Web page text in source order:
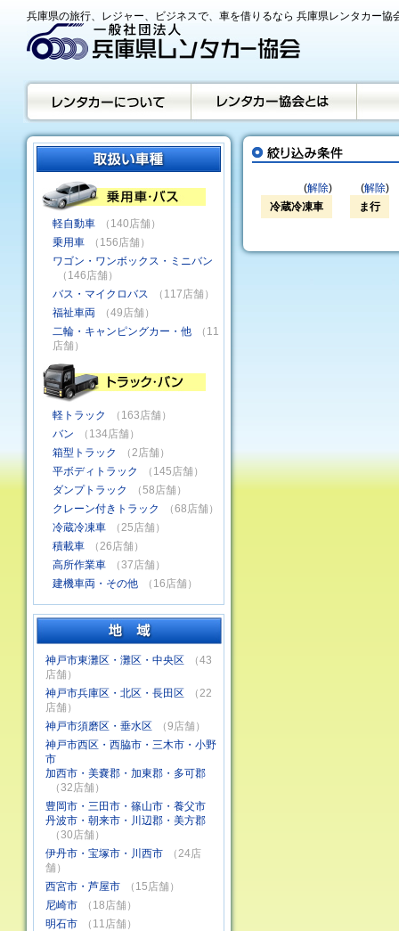
兵庫県の旅行、レジャー、ビジネスで、車を借りるなら 兵庫県レンタカー協
(解除)
冷蔵冷凍車
(解除)
ま行
軽自動車
（140店舗）
乗用車
（156店舗）
ワゴン・ワンボックス・ミニバン
（146店舗）
バス・マイクロバス
（117店舗）
福祉車両
（49店舗）
二輪・キャンピングカー・他
（11
店舗）
軽トラック
（163店舗）
バン
（134店舗）
箱型トラック
（2店舗）
平ボディトラック
（145店舗）
ダンプトラック
（58店舗）
クレーン付きトラック
（68店舗）
冷蔵冷凍車
（25店舗）
積載車
（26店舗）
高所作業車
（37店舗）
建機車両・その他
（16店舗）
神戸市東灘区・灘区・中央区
（43
店舗）
神戸市兵庫区・北区・長田区
（22
店舗）
神戸市須磨区・垂水区
（9店舗）
神戸市西区・西脇市・三木市・小野
市
加西市・美嚢郡・加東郡・多可郡
（32店舗）
豊岡市・三田市・篠山市・養父市
丹波市・朝来市・川辺郡・美方郡
（30店舗）
伊丹市・宝塚市・川西市
（24店
舗）
西宮市・芦屋市
（15店舗）
尼崎市
（18店舗）
明石市
（11店舗）